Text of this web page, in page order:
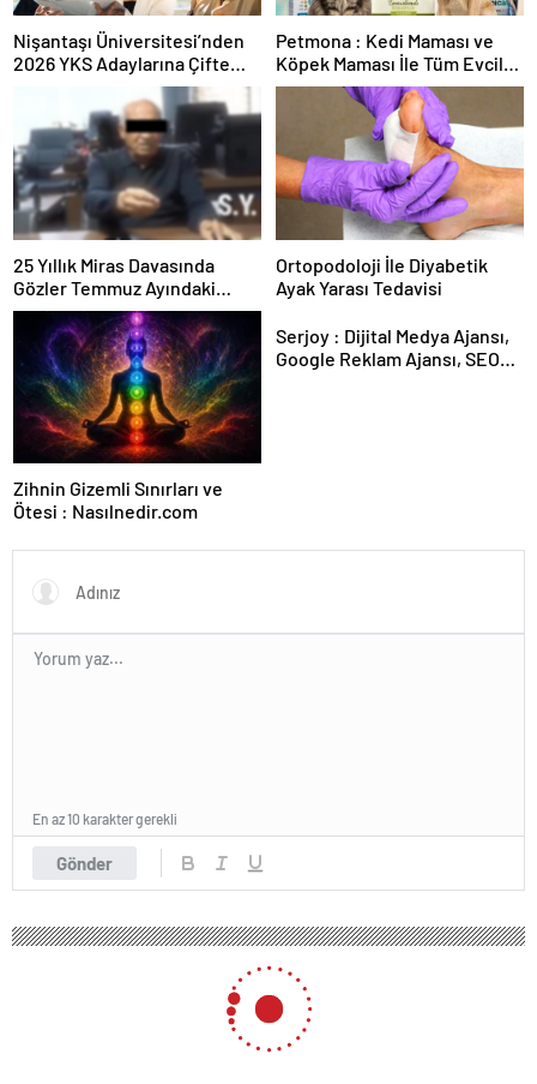
Nişantaşı Üniversitesi’nden
2026 YKS Adaylarına Çifte
Güvence: Sabit Ücret ve
Kesintisiz Burs
Petmona : Kedi Maması ve
Köpek Maması İle Tüm Evcil
Hayvan Ürünleri
25 Yıllık Miras Davasında
Gözler Temmuz Ayındaki
Karar Duruşmasına Çevrildi
Ortopodoloji İle Diyabetik
Ayak Yarası Tedavisi
Zihnin Gizemli Sınırları ve
Ötesi : Nasılnedir.com
Serjoy : Dijital Medya Ajansı,
Google Reklam Ajansı, SEO
Gönder
En az 10 karakter gerekli